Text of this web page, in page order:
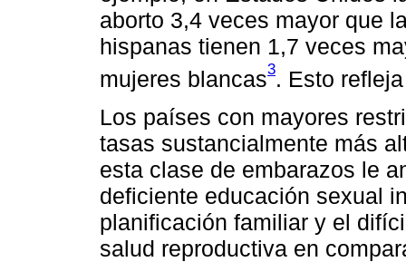
aborto 3,4 veces mayor que
hispanas tienen 1,7 veces
mujeres blancas3. Esto
Los países con mayores
tasas sustancialmente más
esta clase de embarazos le
deficiente educación sexual
planificación familiar y el
salud reproductiva en